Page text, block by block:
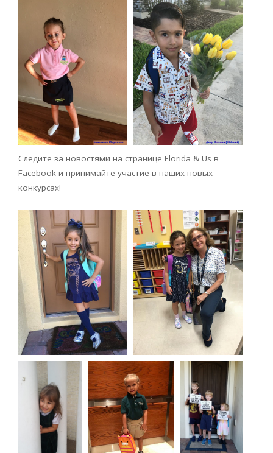
Следите за новостями на странице Florida & Us в
Facebook и принимайте участие в наших новых
конкурсах!